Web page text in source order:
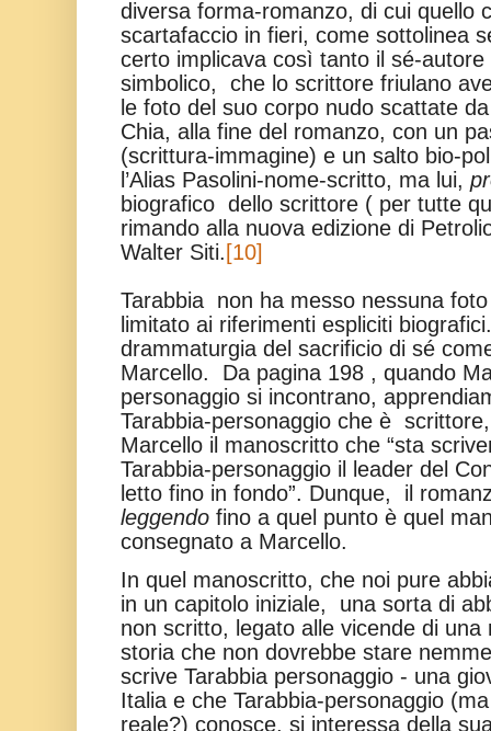
diversa forma-romanzo, di cui quello
scartafaccio in fieri, come sottolinea
certo implicava così tanto il sé-
simbolico, che lo scrittore friulano
le foto del suo corpo nudo scattate
Chia, alla fine del romanzo, con un
(scrittura-immagine) e un salto bio-
l’Alias Pasolini-nome-scritto, ma lui,
biografico dello scrittore ( per tutte
rimando alla nuova edizione di
Walter Siti. [10]
Tarabbia non ha messo nessuna
limitato ai riferimenti espliciti
drammaturgia del sacrificio di sé
Marcello. Da pagina 198 , quando
personaggio si incontrano,
Tarabbia-personaggio che è
Marcello il manoscritto che “sta
Tarabbia-personaggio il leader del
letto fino in fondo”. Dunque, il
leggendo fino a quel punto è quel
consegnato a Marcello.
In quel manoscritto, che noi pure
in un capitolo iniziale, una sorta di
non scritto, legato alle vicende di una
storia che non dovrebbe stare
scrive Tarabbia personaggio - una
Italia e che Tarabbia-personaggio
reale?) conosce, si interessa della